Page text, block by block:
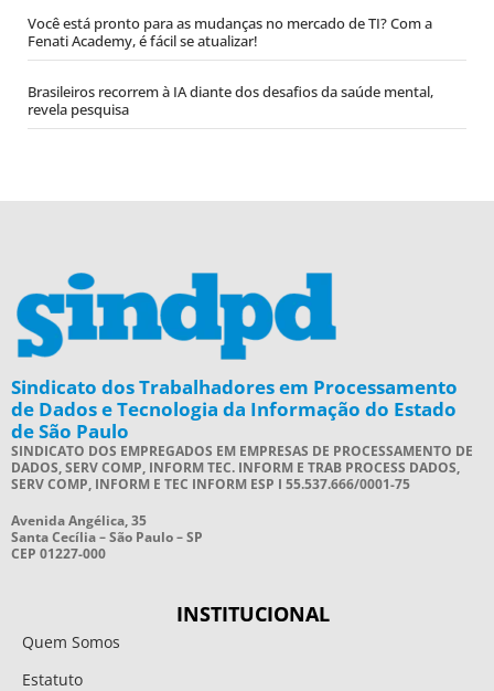
Você está pronto para as mudanças no mercado de TI? Com a
Fenati Academy, é fácil se atualizar!
Brasileiros recorrem à IA diante dos desafios da saúde mental,
revela pesquisa
Sindicato dos Trabalhadores em Processamento
de Dados e Tecnologia da Informação do Estado
de São Paulo
SINDICATO DOS EMPREGADOS EM EMPRESAS DE PROCESSAMENTO DE
DADOS, SERV COMP, INFORM TEC. INFORM E TRAB PROCESS DADOS,
SERV COMP, INFORM E TEC INFORM ESP I 55.537.666/0001-75
Avenida Angélica, 35
Santa Cecília – São Paulo – SP
CEP 01227-000
INSTITUCIONAL
Quem Somos
Estatuto